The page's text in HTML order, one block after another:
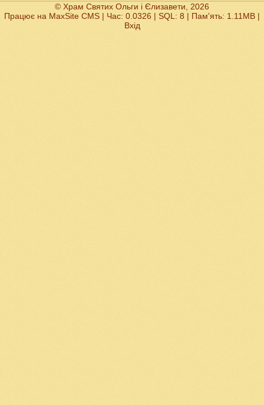
© Храм Святих Ольги і Єлизавети, 2026
Працює на MaxSite CMS | Час: 0.0326 | SQL: 8 | Пам'ять: 1.11MB |
Вхід